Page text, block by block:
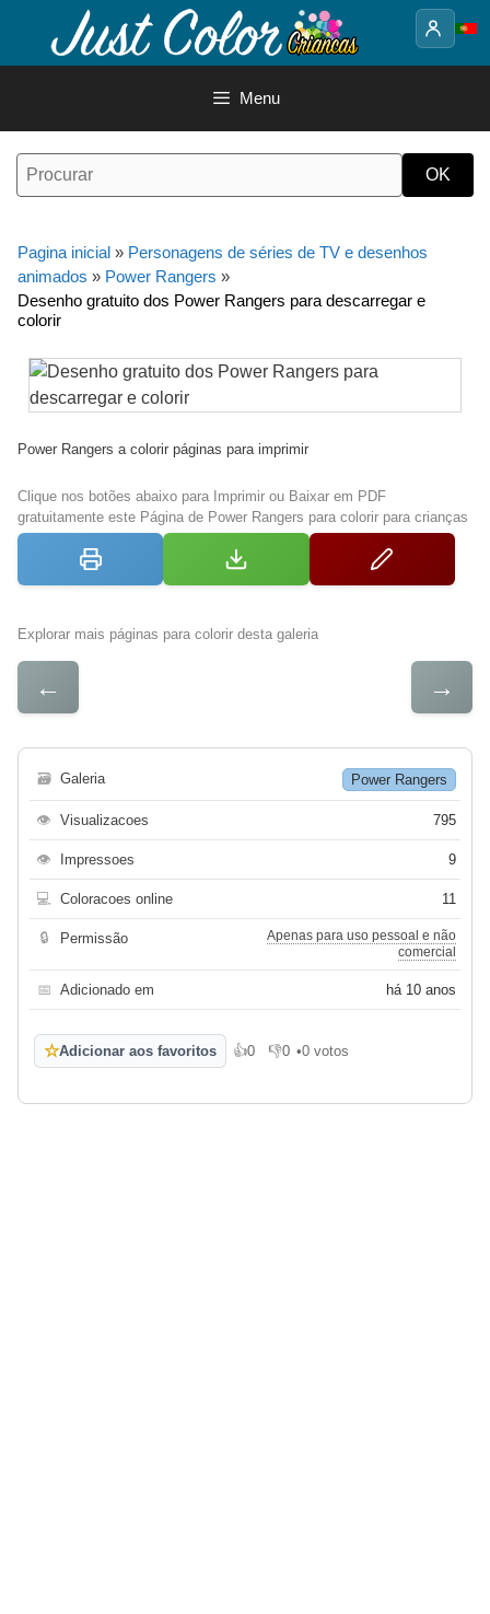
o
Menu
Pagina inicial » Personagens de séries de TV e desenhos
animados » Power Rangers »
Desenho gratuito dos Power Rangers para descarregar e
colorir
Power Rangers a colorir páginas para imprimir
Clique nos botões abaixo para Imprimir ou Baixar em PDF
gratuitamente este Página de Power Rangers para colorir para crianças
Explorar mais páginas para colorir desta galeria
← →
🗃 Galeria Power Rangers
👁 Visualizacoes 795
👁 Impressoes 9
💻 Coloracoes online 11
🔒 Permissão
Apenas para uso pessoal e não
comercial
📅 Adicionado em há 10 anos
☆Adicionar aos favoritos 👍0
Gosto 👎0
Não gosto
•0 votos